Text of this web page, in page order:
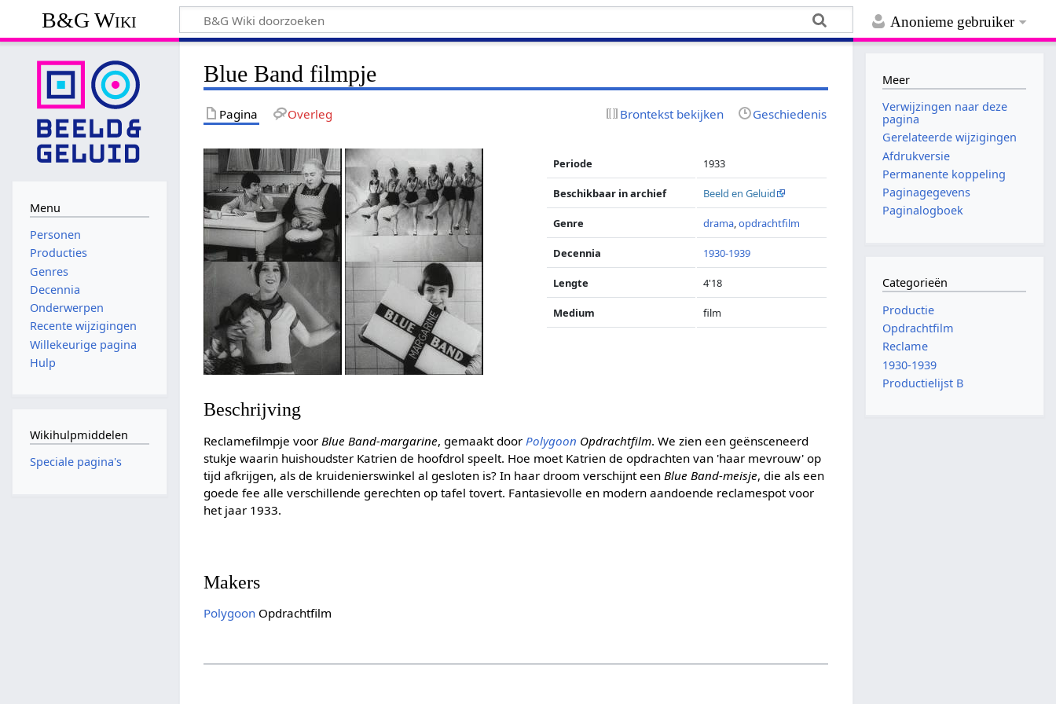
Anonieme gebruiker
B&G Wiki
Blue Band filmpje
Pagina Overleg Brontekst bekijken Geschiedenis
Periode 1933
Beschikbaar in archief Beeld en Geluid
Genre drama,opdrachtfilm
Decennia 1930-1939
Lengte 4'18
Medium film
Beschrijving
Reclamefilmpje voor Blue Band-margarine, gemaakt door Polygoon Opdrachtfilm. We zien een geënsceneerd
stukje waarin huishoudster Katrien de hoofdrol speelt. Hoe moet Katrien de opdrachten van 'haar mevrouw' op
tijd afkrijgen, als de kruidenierswinkel al gesloten is? In haar droom verschijnt een Blue Band-meisje, die als een
goede fee alle verschillende gerechten op tafel tovert. Fantasievolle en modern aandoende reclamespot voor
het jaar 1933.
Makers
Polygoon Opdrachtfilm
Menu
Personen
Producties
Genres
Decennia
Onderwerpen
Recente wijzigingen
Willekeurige pagina
Hulp
Wikihulpmiddelen
Speciale pagina's
Meer
Verwijzingen naar deze
pagina
Gerelateerde wijzigingen
Afdrukversie
Permanente koppeling
Paginagegevens
Paginalogboek
Categorieën
Productie
Opdrachtfilm
Reclame
1930-1939
Productielijst B